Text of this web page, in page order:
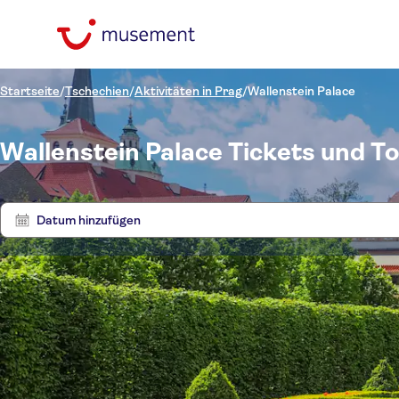
Startseite/Tschechien/Aktivitäten in Prag/Wallenstein Palace
Wallenstein Palace Tickets und
Datum hinzufügen
Preis (pro Person)
Min. € Max. €
Hoteltransfer
NO-PICKUP
Ticketoptionen
Eintritte inbegriffen
Geführte Tour
Kategorien
Aktivitäten
Sprache